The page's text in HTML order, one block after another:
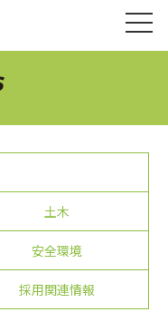
土木
安全環境
採用関連情報